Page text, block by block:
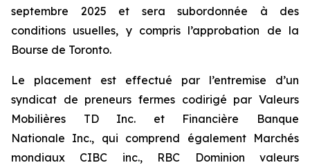
septembre 2025 et sera subordonnée à des
conditions usuelles, y compris l’approbation de la
Bourse de Toronto.
Le placement est effectué par l’entremise d’un
syndicat de preneurs fermes codirigé par Valeurs
Mobilières TD Inc. et Financière Banque
Nationale Inc., qui comprend également Marchés
mondiaux CIBC inc., RBC Dominion valeurs